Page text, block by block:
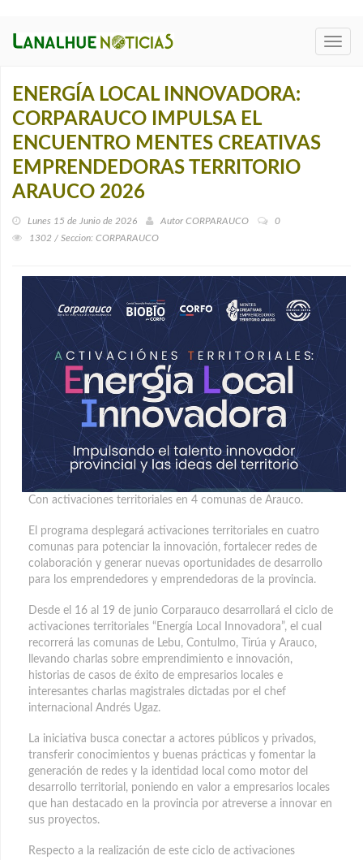
ENERGÍA LOCAL INNOVADORA:
CORPARAUCO IMPULSA EL
ENCUENTRO MENTES CREATIVAS
EMPRENDEDORAS TERRITORIO
ARAUCO 2026
Lunes 15 de Junio de 2026 Autor CORPARAUCO
0
1302 / Seccion: CORPARAUCO
Con activaciones territoriales en 4 comunas de Arauco.
El programa desplegará activaciones territoriales en cuatro
comunas para potenciar la innovación, fortalecer redes de
colaboración y generar nuevas oportunidades de desarrollo
para los emprendedores y emprendedoras de la provincia.
Desde el 16 al 19 de junio Corparauco desarrollará el ciclo de
activaciones territoriales “Energía Local Innovadora”, el cual
recorrerá las comunas de Lebu, Contulmo, Tirúa y Arauco,
llevando charlas sobre emprendimiento e innovación,
historias de casos de éxito de empresarios locales e
interesantes charlas magistrales dictadas por el chef
internacional Andrés Ugaz.
La iniciativa busca conectar a actores públicos y privados,
transferir conocimientos y buenas prácticas y fomentar la
generación de redes y la identidad local como motor del
desarrollo territorial, poniendo en valor a empresarios locales
que han destacado en la provincia por atreverse a innovar en
sus proyectos.
Respecto a la realización de este ciclo de activaciones